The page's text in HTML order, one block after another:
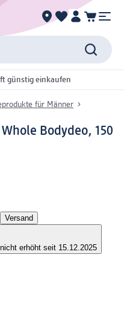
günstig einkaufen
für Männer
Bodydeo, 150
Versand
nicht erhöht seit 15.12.2025